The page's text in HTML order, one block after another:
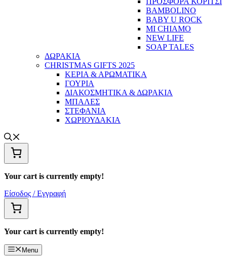
BAMBOLINO
BABY U ROCK
MI CHIAMO
NEW LIFE
SOAP TALES
ΔΩΡΑΚΙΑ
CHRISTMAS GIFTS 2025
ΚΕΡΙΑ & ΑΡΩΜΑΤΙΚΑ
ΓΟΥΡΙΑ
ΔΙΑΚΟΣΜΗΤΙΚΑ & ΔΩΡΑΚΙΑ
ΜΠΑΛΕΣ
ΣΤΕΦΑΝΙΑ
ΧΩΡΙΟΥΔΑΚΙΑ
Your cart is currently empty!
Είσοδος / Εγγραφή
Your cart is currently empty!
Menu